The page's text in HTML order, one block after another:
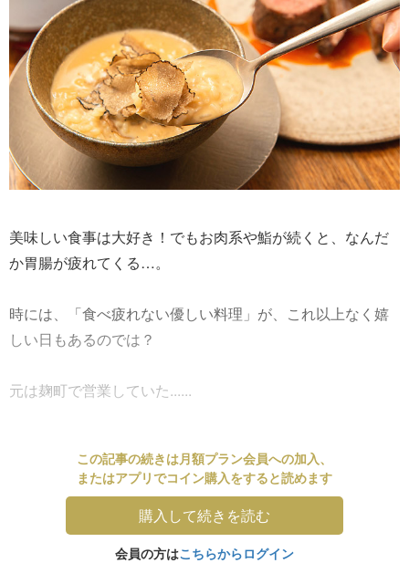
美味しい食事は大好き！でもお肉系や鮨が続くと、なんだ
か胃腸が疲れてくる…。
時には、「食べ疲れない優しい料理」が、これ以上なく嬉
しい日もあるのでは？
元は麹町で営業していた......
この記事の続きは月額プラン会員への加入、
またはアプリでコイン購入をすると読めます
購入して続きを読む
会員の方はこちらからログイン